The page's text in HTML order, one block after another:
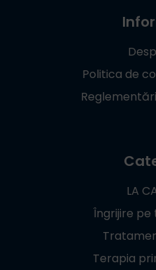
Politica de
LA
Îngrijire pe
Terapia